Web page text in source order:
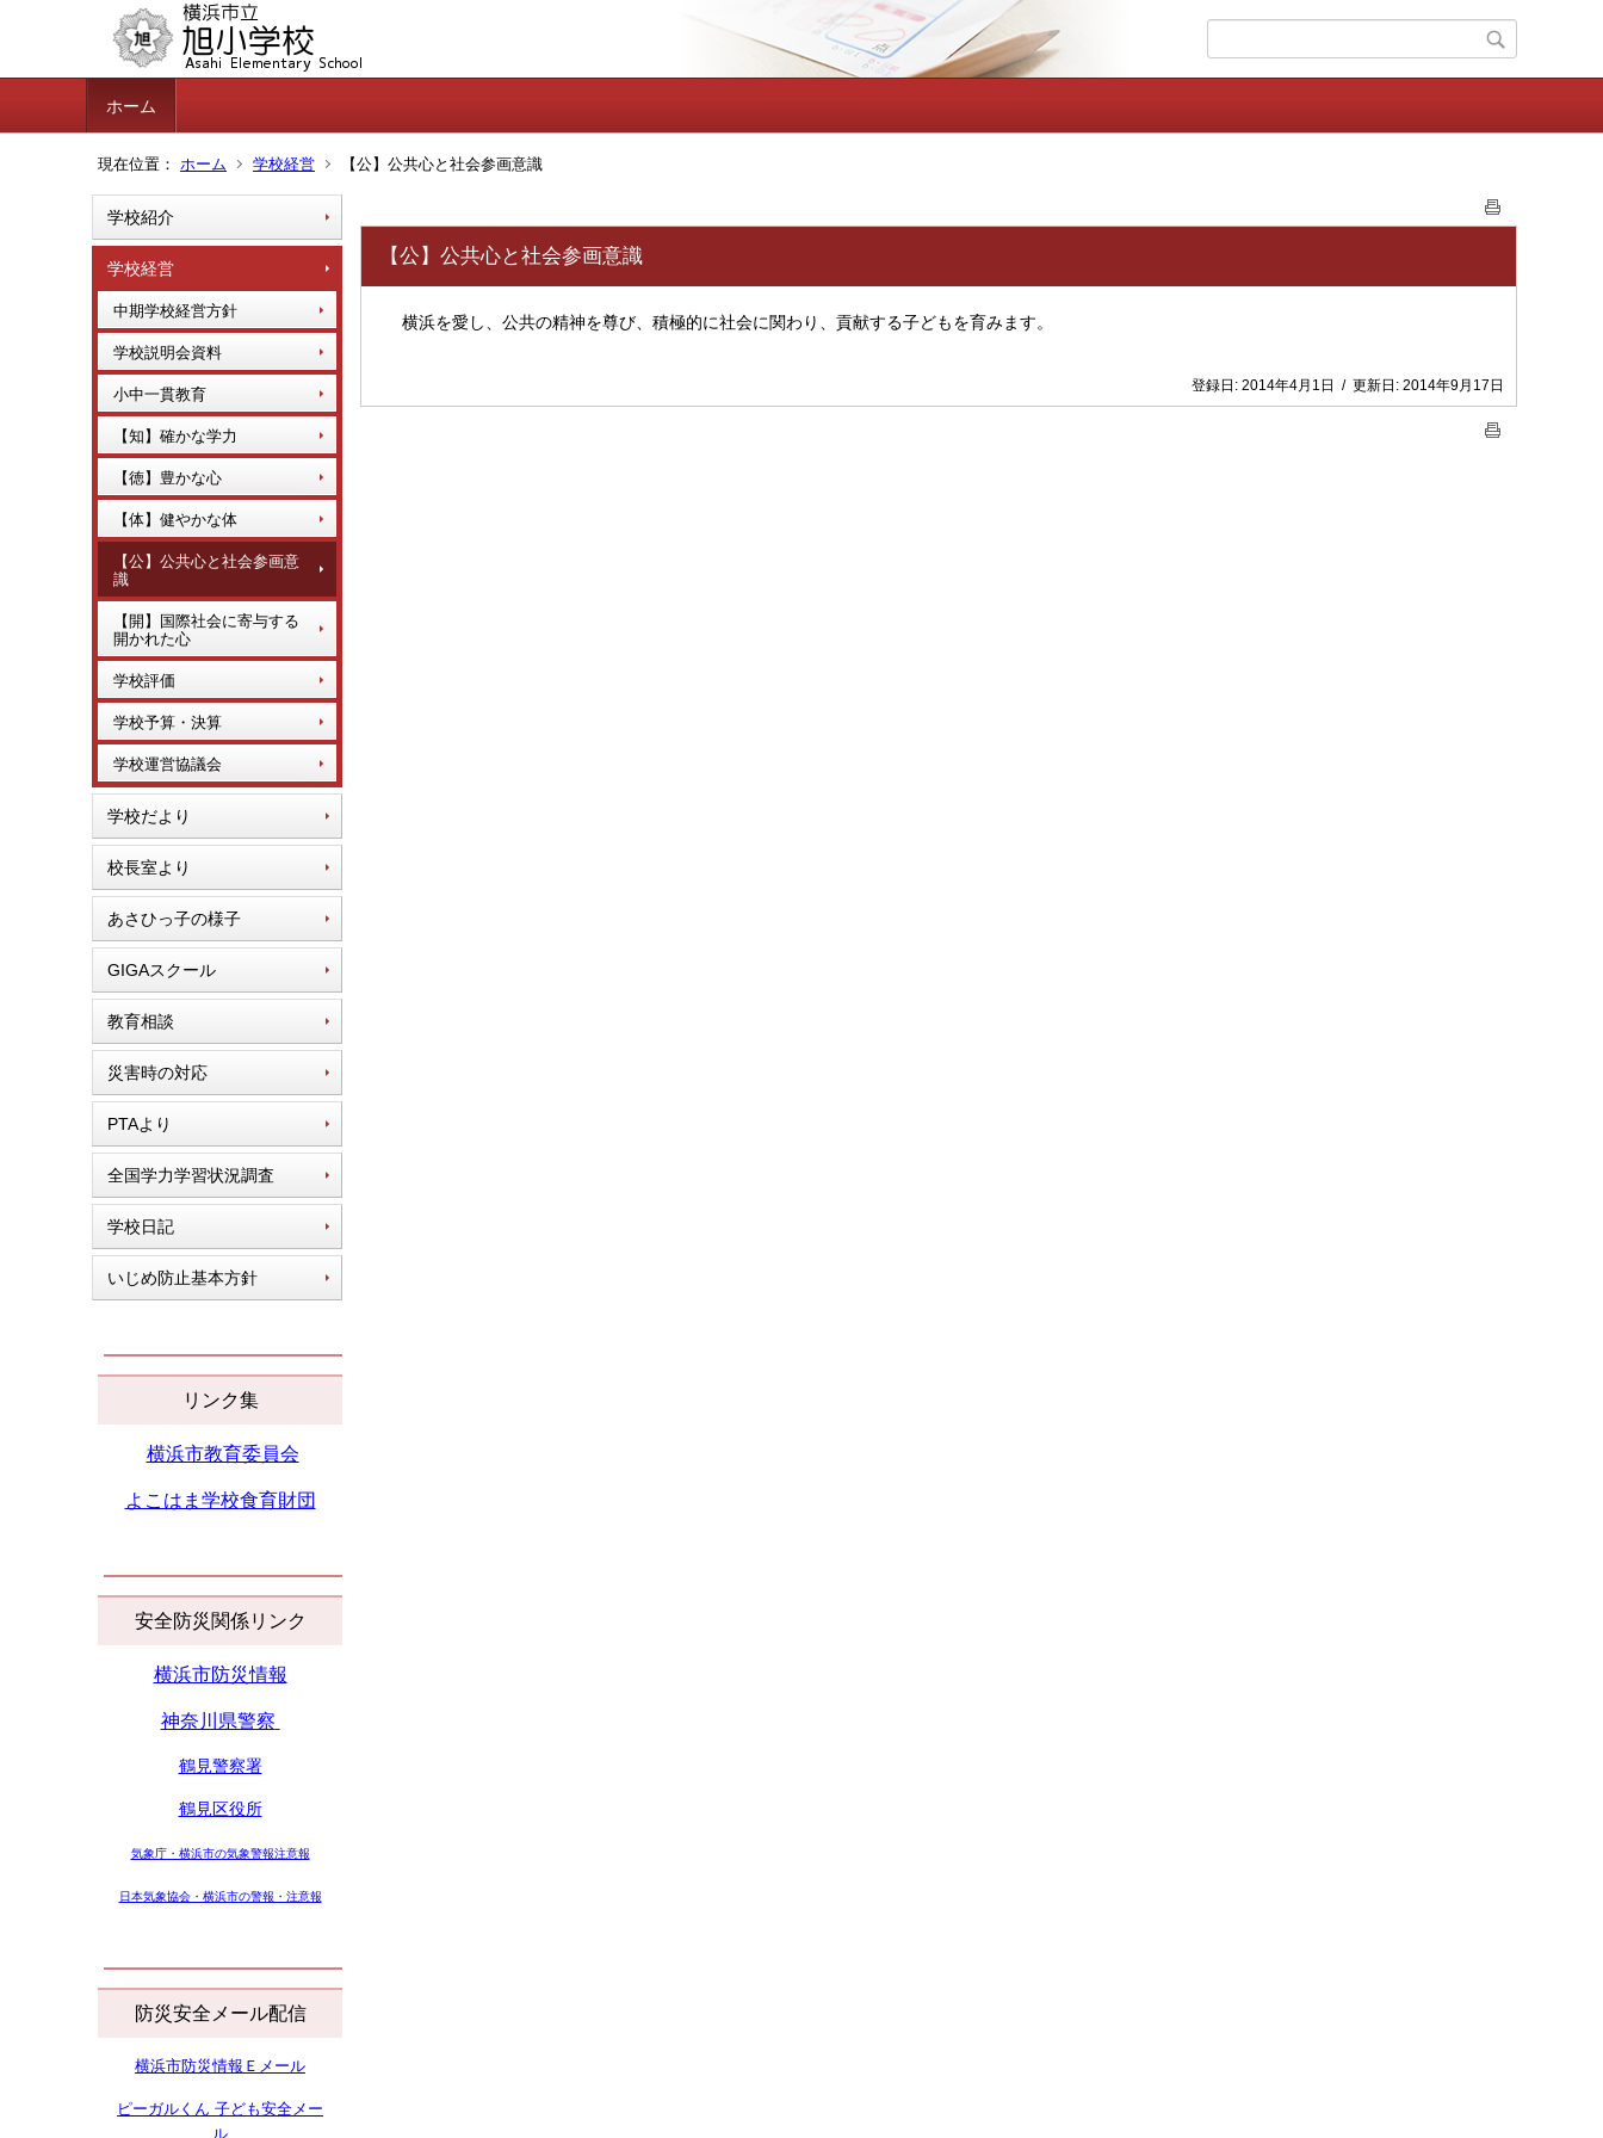
ホーム
現在位置： ホーム 学校経営 【公】公共心と社会参画意識
学校紹介
学校経営
中期学校経営方針
学校説明会資料
小中一貫教育
【知】確かな学力
【徳】豊かな心
【体】健やかな体
【公】公共心と社会参画意
識
【開】国際社会に寄与する
開かれた心
学校評価
学校予算・決算
学校運営協議会
学校だより
校長室より
あさひっ子の様子
GIGAスクール
教育相談
災害時の対応
PTAより
全国学力学習状況調査
学校日記
いじめ防止基本方針
リンク集
横浜市教育委員会
よこはま学校食育財団
安全防災関係リンク
横浜市防災情報
神奈川県警察
鶴見警察署
鶴見区役所
気象庁・横浜市の気象警報注意報
日本気象協会・横浜市の警報・注意報
防災安全メール配信
横浜市防災情報Ｅメール
ピーガルくん 子ども安全メー
ル
【公】公共心と社会参画意識
横浜を愛し、公共の精神を尊び、積極的に社会に関わり、貢献する子どもを育みます。
登録日: 2014年4月1日 / 更新日: 2014年9月17日